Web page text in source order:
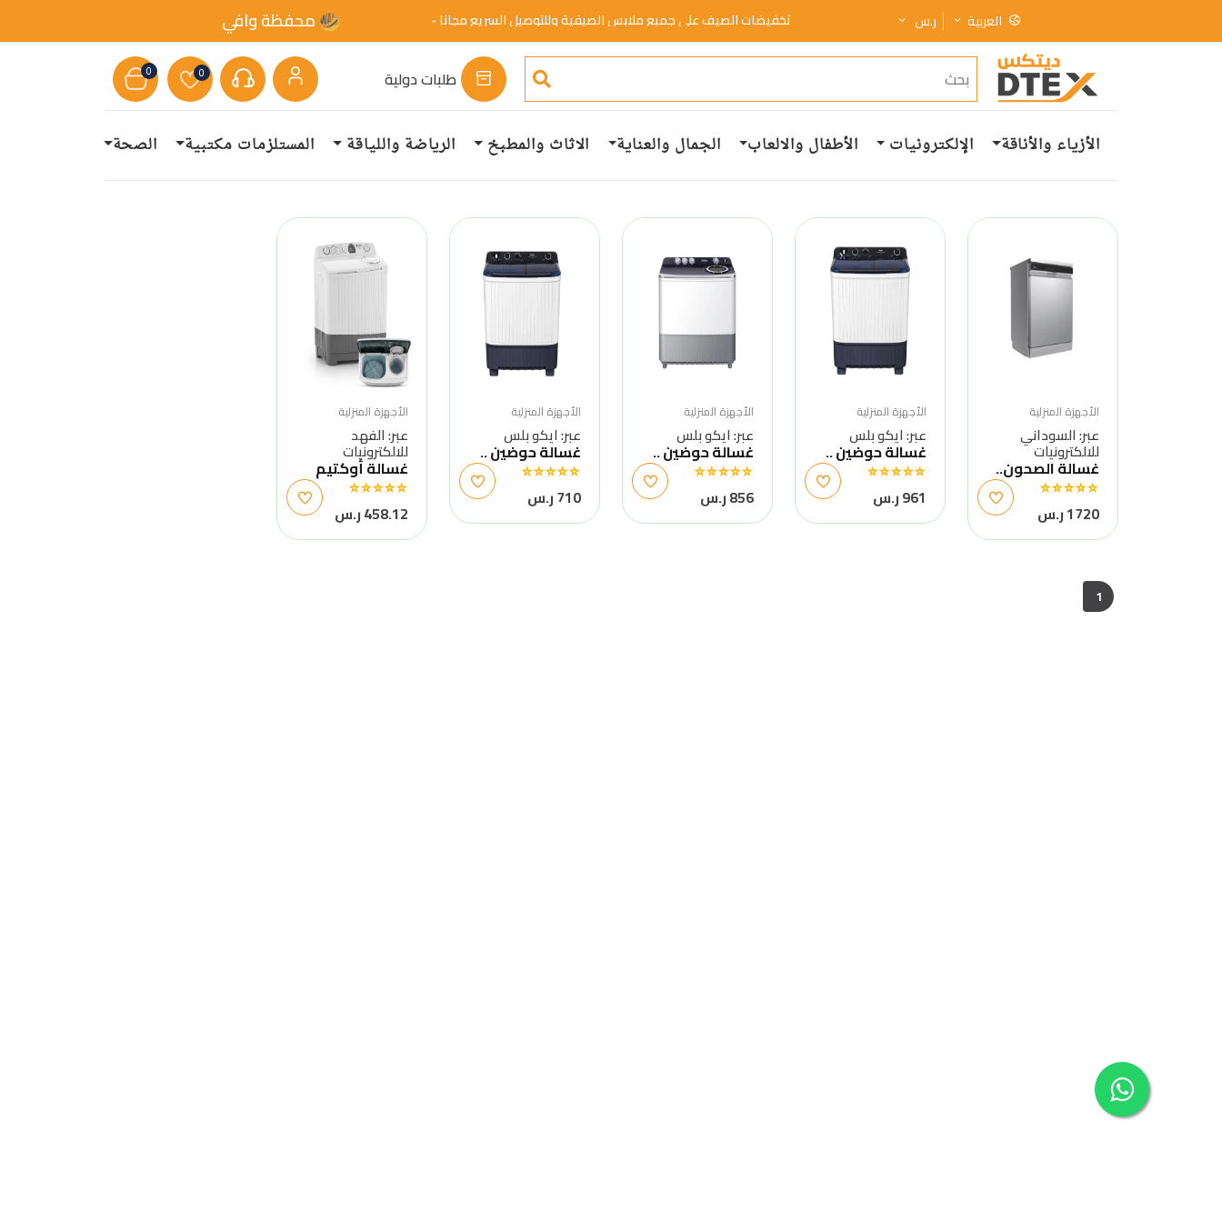
العربية ر.س تخفيضات الصيف علي جميع ملابس الصيفية وللتوصيل السريع مجانا -
خصم 50%. تسوق الان محفظة وافي
طلبات دولية 0
0
الأزياء والأناقة الإلكترونيات الأطفال والالعاب الجمال والعناية الاثاث والمطبخ الرياضة واللياقة المستلزمات مكتبية الصحة
الأجهزة المنزلية
عبر: السوداني
للالكترونيات
غسالة الصحون..
1720 ر.س
الأجهزة المنزلية
عبر: ايكو بلس
غسالة حوضين ..
961 ر.س
الأجهزة المنزلية
عبر: ايكو بلس
غسالة حوضين ..
856 ر.س
الأجهزة المنزلية
عبر: ايكو بلس
غسالة حوضين ..
710 ر.س
الأجهزة المنزلية
عبر: الفهد
للالكترونيات
غسالة أوكتيم
458.12 ر.س
1